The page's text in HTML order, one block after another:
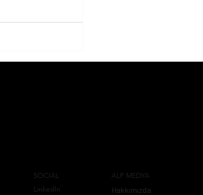
SOCIAL
LinkedIn
ALP MEDYA
Hakkımızda